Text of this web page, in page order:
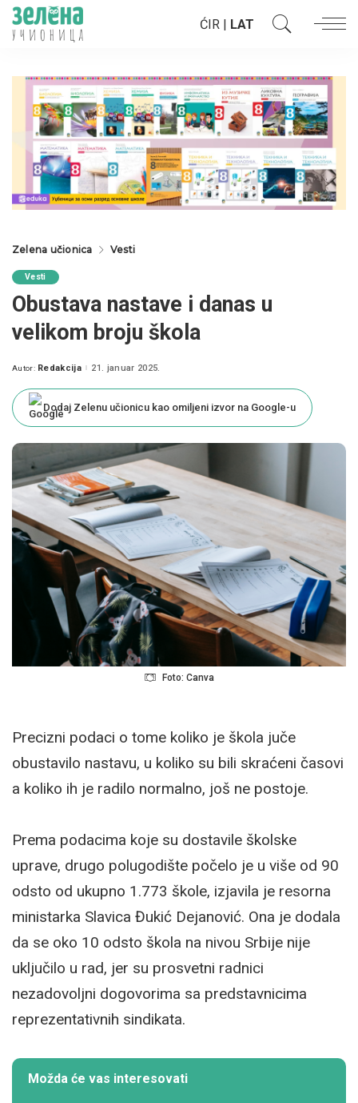
ĆIR | LAT
Zelena učionica Vesti
Vesti
Obustava nastave i danas u
velikom broju škola
Posted
Autor: Redakcija 21. januar 2025.
Dodaj Zelenu učionicu kao omiljeni izvor na Google-u
Foto: Canva
Precizni podaci o tome koliko je škola juče
obustavilo nastavu, u koliko su bili skraćeni časovi
a koliko ih je radilo normalno, još ne postoje.
Prema podacima koje su dostavile školske
uprave, drugo polugodište počelo je u više od 90
odsto od ukupno 1.773 škole, izjavila je resorna
ministarka Slavica Đukić Dejanović. Ona je dodala
da se oko 10 odsto škola na nivou Srbije nije
uključilo u rad, jer su prosvetni radnici
nezadovoljni dogovorima sa predstavnicima
reprezentativnih sindikata.
Možda će vas interesovati